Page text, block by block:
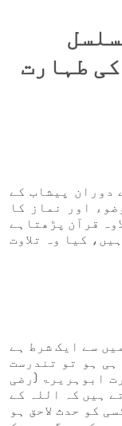
طہارت
دوران پیشاب کے
اور نماز کا
قرآن پڑھتاہے
کیا وہ تلاوت
سے ایک شرط ہے
ہو تو تندرست
ابوہریرۃ (رضی
ہیں کہ اللہ کے
کو حدث لاحق ہو